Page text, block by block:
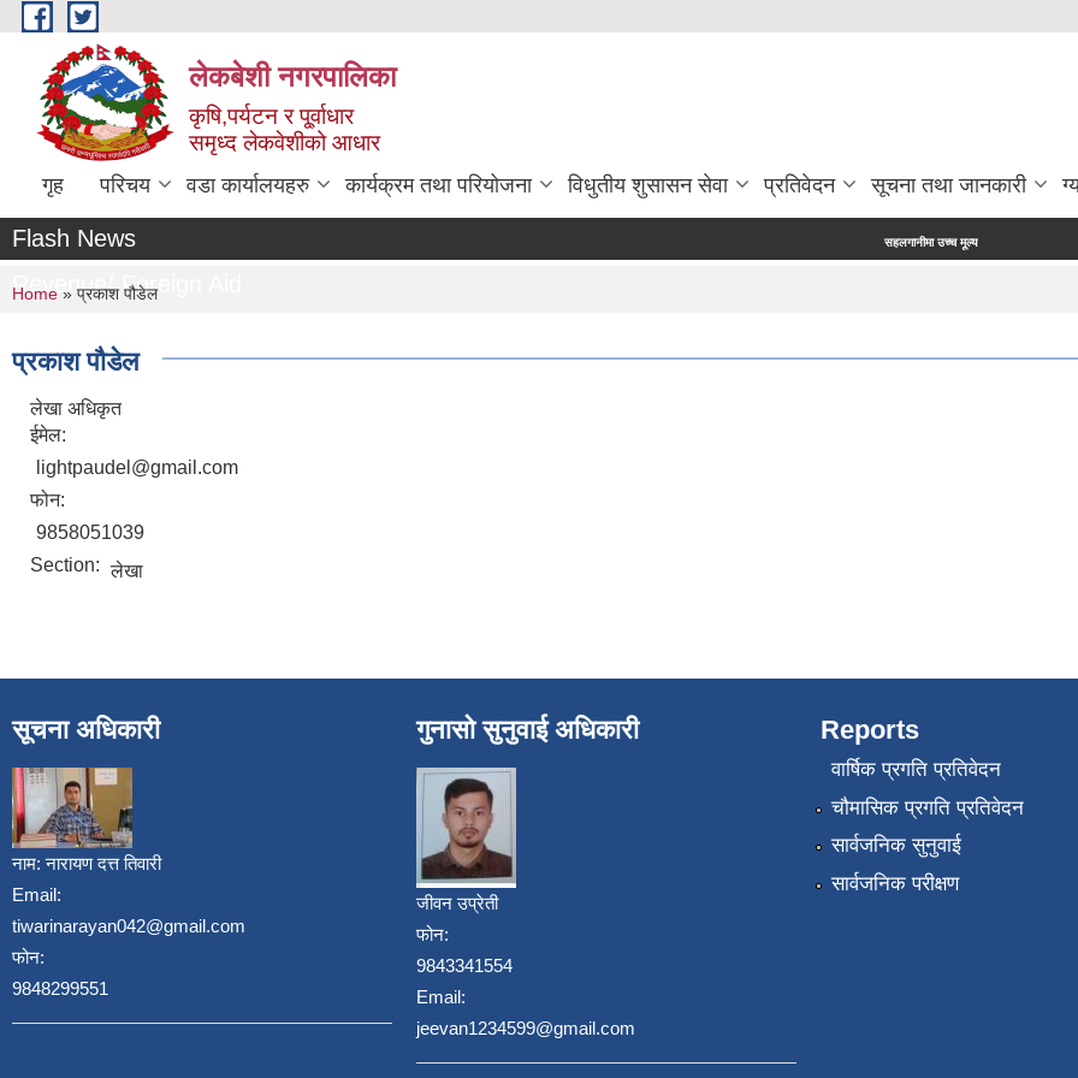
Skip to main content
लेकबेशी नगरपालिका
कृषि,पर्यटन र पू्र्वाधार
समृध्द लेकवेशीको आधार
गृह परिचय वडा कार्यालयहरु कार्यक्रम तथा परियोजना विधुतीय शुसासन सेवा प्रतिवेदन सूचना तथा जानकारी
Flash News सहलगानीमा उच्च मूल्य कृषिवस्तु उत्पादन प्रविर्द्धन
Revenue/ Foreign Aid
You are here
Home » प्रकाश पौडेल
प्रकाश पौडेल
लेखा अधिकृत
ईमेल:
lightpaudel@gmail.com
फोन:
9858051039
Section: लेखा
सूचना अधिकारी
नाम:नारायण दत्त तिवारी
Email:
tiwarinarayan042@gmail.com
फोन:
9848299551
गुनासो सुनुवाई अधिकारी
जीवन उप्रेती
फोन:
9843341554
Email:
jeevan1234599@gmail.com
Reports
वार्षिक प्रगति प्रतिवेदन
चौमासिक प्रगति प्रतिवेदन
सार्वजनिक सुनुवाई
सार्वजनिक परीक्षण